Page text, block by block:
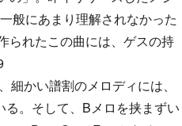
般にあまり理解されなかった
られたこの曲には、ゲスの持
かい譜割のメロディには、
。そして、Bメロを挟まずい